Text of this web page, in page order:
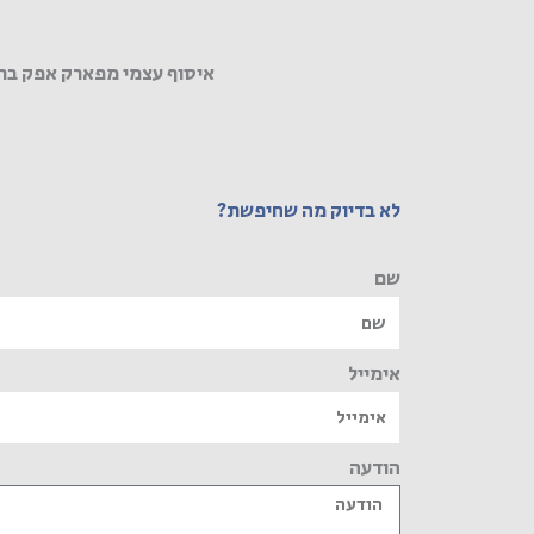
איסוף עצמי מפארק אפק
לא בדיוק מה שחיפשת?
שם
אימייל
הודעה